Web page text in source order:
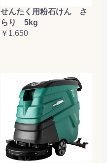
せんたく用粉石けん さ
らり 5kg
￥1,650